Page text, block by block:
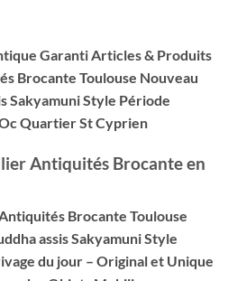
Garanti Articles & Produits
Brocante Toulouse Nouveau
Sakyamuni Style Période
Quartier St Cyprien
Antiquités Brocante en
Brocante Toulouse
assis Sakyamuni Style
du jour – Original et Unique